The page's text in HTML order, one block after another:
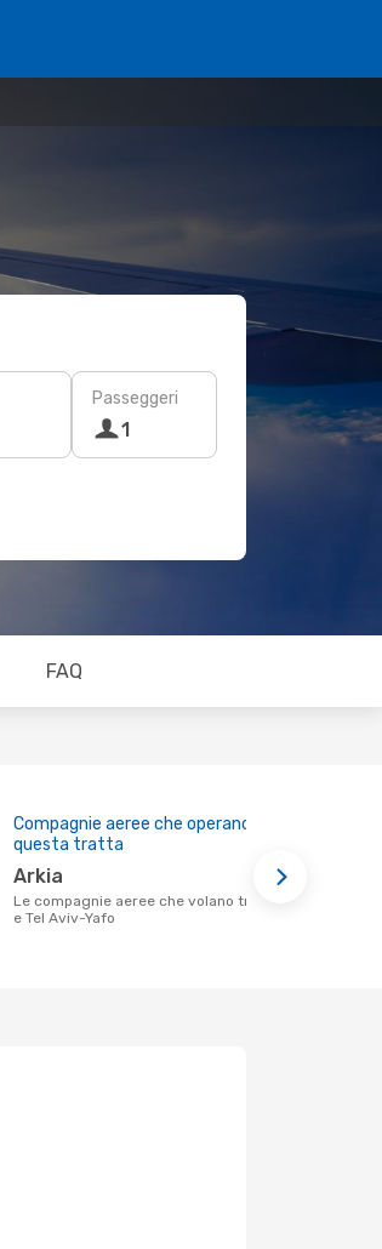
Passeggeri
1
FAQ
Compagnie aeree che operano su
questa tratta
Arkia
Le compagnie aeree che volano tra Eilat
e Tel Aviv-Yafo